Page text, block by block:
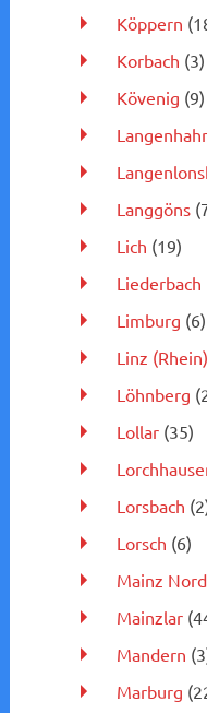
Köppern
Korbach (3)
Kövenig (9)
Langgöns
Lich (19)
Liederbach
Limburg (6)
Linz (Rhein)
Löhnberg
Lollar(35)
Lorsbach
Lorsch (6)
Mainz Nord
Mainzlar
Mandern
Marburg